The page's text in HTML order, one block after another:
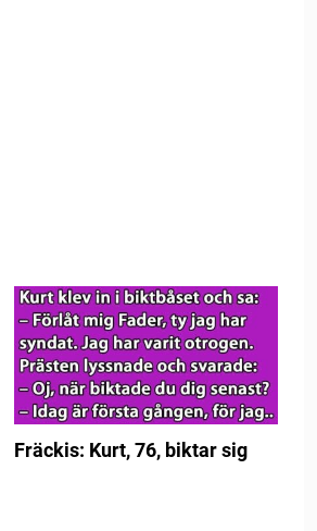
Fräckis: Kurt, 76, biktar sig